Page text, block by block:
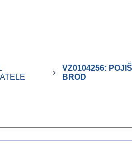
keyboard_arrow_right
VZ0104256:
BROD